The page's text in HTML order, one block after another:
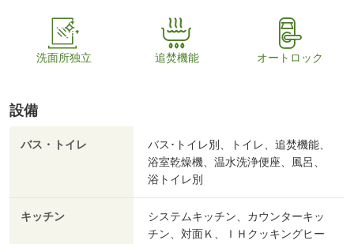
洗面所独立 追焚機能 オートロック
設備
バス・トイレ
バス･トイレ別、トイレ、追焚機能、
浴室乾燥機、温水洗浄便座、風呂、
浴トイレ別
キッチン
システムキッチン、カウンターキッ
チン、対面Ｋ、ＩＨクッキングヒー